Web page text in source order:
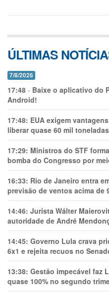
ÚLTIMAS
7/8/2026
17:48 - Baixe o aplicativo do
Android!
17:48: EUA exigem
liberar quase 60 mil
17:29: Ministros do STF
bomba do Congresso por
16:33: Rio de Janeiro entra
previsão de ventos acima de
14:46: Jurista Wálter
autoridade de André
14:45: Governo Lula crava
6x1 e rejeita recuos no
13:38: Gestão impecável faz
quase 100% no segundo